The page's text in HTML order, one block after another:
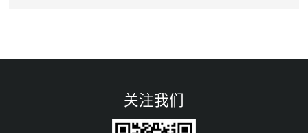
关注我们